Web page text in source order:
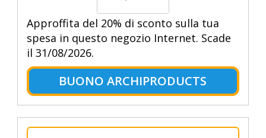
Approffita del 20% di sconto sulla tua
spesa in questo negozio Internet. Scade
il 31/08/2026.
BUONO ARCHIPRODUCTS